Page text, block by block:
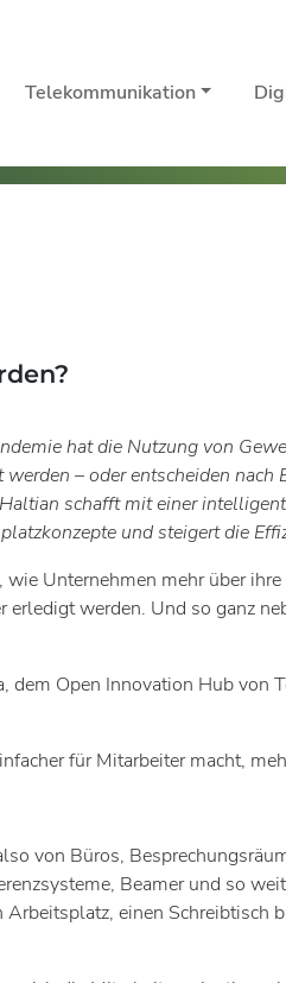
Telekommunikation
hat die Nutzung von
– oder entscheiden
schafft mit einer
und steigert die
Unternehmen mehr über
werden. Und so ganz
Open Innovation Hub von
für Mitarbeiter macht,
von Büros,
Beamer und so
einen Schreibtisch